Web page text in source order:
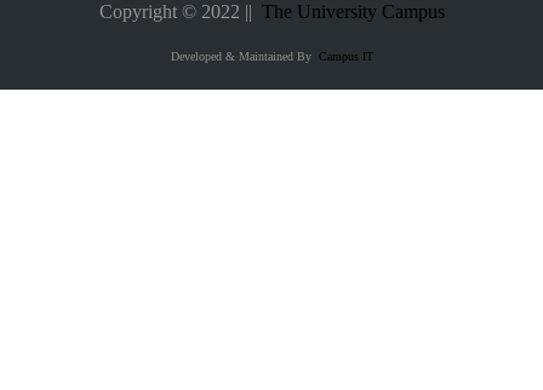
Copyright © 2022 || The University Campus
Developed & Maintained ByCampus IT